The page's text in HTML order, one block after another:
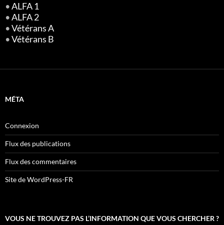
•ALFA 1
•ALFA 2
•Vétérans A
•Vétérans B
MÉTA
Connexion
Flux des publications
Flux des commentaires
Site de WordPress-FR
VOUS NE TROUVEZ PAS L’INFORMATION QUE VOUS CHERCHER ?